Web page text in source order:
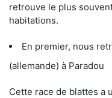
retrouve le plus
habitations.
En premier, nous
(allemande) à Paradou
Cette race de blattes a